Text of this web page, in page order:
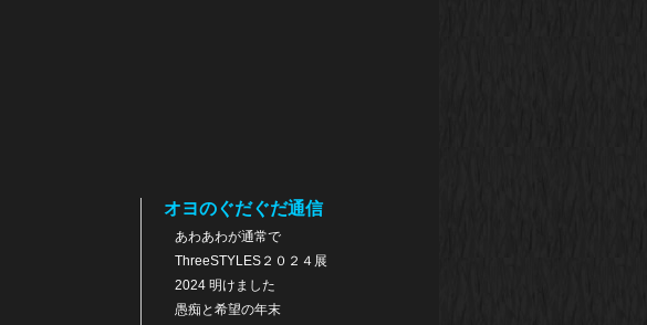
オヨのぐだぐだ通信
あわあわが通常で
ThreeSTYLES２０２４展
2024 明けました
愚痴と希望の年末